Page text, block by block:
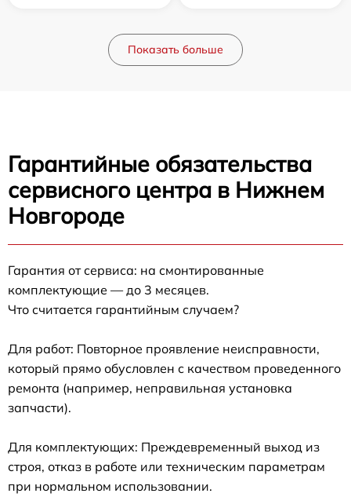
Показать больше
Гарантийные обязательства
сервисного центра в Нижнем
Новгороде
Гарантия от сервиса: на смонтированные
комплектующие — до 3 месяцев.
Что считается гарантийным случаем?
Для работ: Повторное проявление неисправности,
который прямо обусловлен с качеством проведенного
ремонта (например, неправильная установка
запчасти).
Для комплектующих: Преждевременный выход из
строя, отказ в работе или техническим параметрам
при нормальном использовании.